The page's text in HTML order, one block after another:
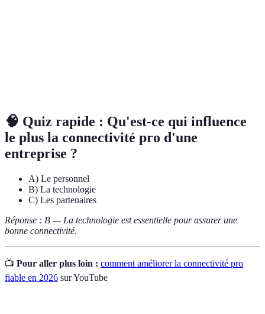
🧠 Quiz rapide : Qu'est-ce qui influence
le plus la connectivité pro d'une
entreprise ?
A) Le personnel
B) La technologie
C) Les partenaires
Réponse : B — La technologie est essentielle pour assurer une
bonne connectivité.
📺 Pour aller plus loin : comment améliorer la connectivité pro
fiable en 2026 sur YouTube